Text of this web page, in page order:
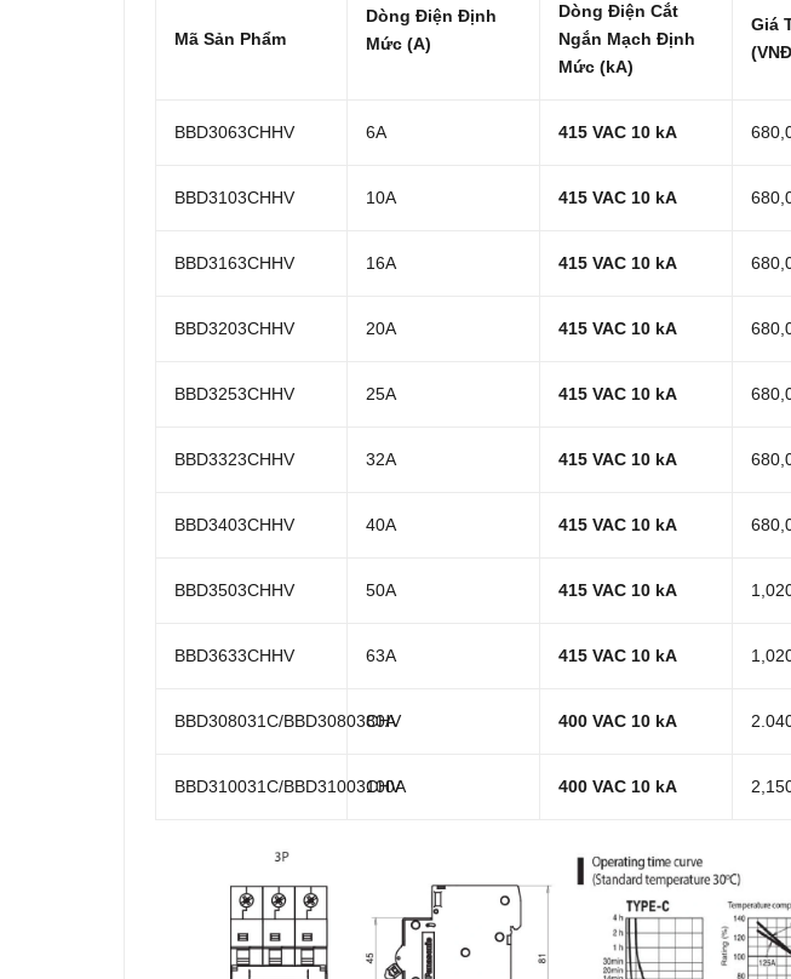
Mã Sản Phẩm
Dòng Điện Định
Mức (A)
Dòng Điện Cắt
Ngắn Mạch Định
Mức (kA)
Giá
BBD3063CHHV 6A 415 VAC 10 kA
BBD3103CHHV 10A 415 VAC 10 kA
BBD3163CHHV 16A 415 VAC 10 kA
BBD3203CHHV 20A 415 VAC 10 kA
BBD3253CHHV 25A 415 VAC 10 kA
BBD3323CHHV 32A 415 VAC 10 kA
BBD3403CHHV 40A 415 VAC 10 kA
BBD3503CHHV 50A 415 VAC 10 kA
BBD3633CHHV 63A 415 VAC 10 kA
BBD308031C/BBD30803CHV
80A 400 VAC 10 kA
BBD310031C/BBD31003CHV
100A 400 VAC 10 kA